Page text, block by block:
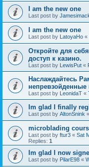
I am the new one
Last post by
I am the new one
Last post by LatoyaHo «
Откройте для
доступ к казино.
Last post by LewisPut «
Наслаждайтесь
непревзойденные
Last post by LeonidaT «
Im glad I finally
Last post by AltonSnink «
microblading
Last post by ftur3 « Sat
Replies: 1
Im glad I now
Last post by PilarE98 «